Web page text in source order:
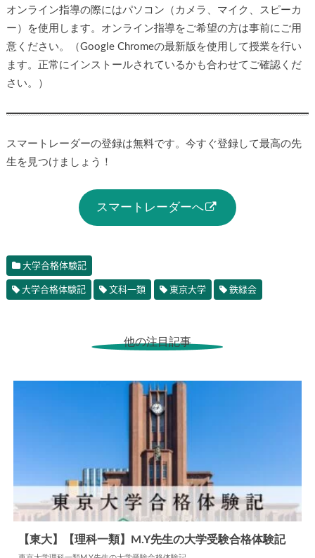
オンライン指導の際にはパソコン（カメラ、マイク、スピーカ
ー）を使用します。オンライン指導をご希望の方は事前にご用
意ください。（Google Chromeの最新版を使用して授業を行い
ます。正常にインストールされているかも合わせてご確認くだ
さい。）
スマートレーダーの登録は無料です。今すぐ登録して最高の先
生を見つけましょう！
スマートレーダーへ
大学合格体験記
大学合格体験記 文科一類 東京大学 鉄緑会
他の注目記事
【東大】【理科一類】M.Y先生の大学受験合格体験記